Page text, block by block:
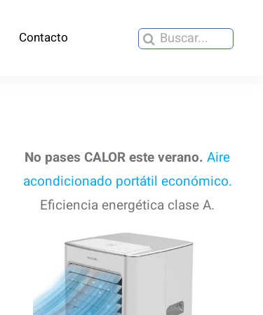
Contacto Buscar:
No pases CALOR este verano. Aire
acondicionado portátil económico.
Eficiencia energética clase A.